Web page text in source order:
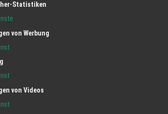
Statistiken
von Werbung
von Videos